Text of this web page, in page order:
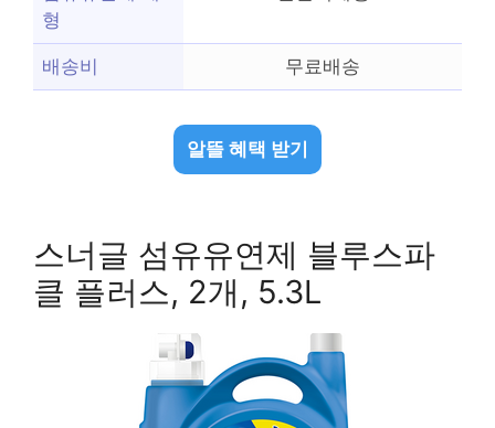
형
배송비 무료배송
알뜰 혜택 받기
스너글 섬유유연제 블루스파
클 플러스, 2개, 5.3L